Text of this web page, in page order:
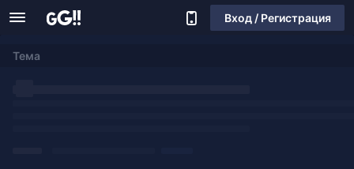
Вход / Регистрация
Тема